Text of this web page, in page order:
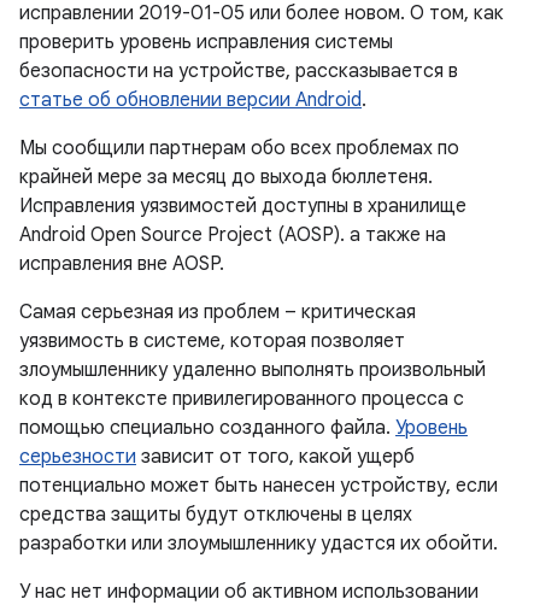
исправлении 2019-01-05 или более новом. О том, как
проверить уровень исправления системы
безопасности на устройстве, рассказывается в
статье об обновлении версии Android.
Мы сообщили партнерам обо всех проблемах по
крайней мере за месяц до выхода бюллетеня.
Исправления уязвимостей доступны в хранилище
Android Open Source Project (AOSP). а также на
исправления вне AOSP.
Самая серьезная из проблем – критическая
уязвимость в системе, которая позволяет
злоумышленнику удаленно выполнять произвольный
код в контексте привилегированного процесса с
помощью специально созданного файла. Уровень
серьезности зависит от того, какой ущерб
потенциально может быть нанесен устройству, если
средства защиты будут отключены в целях
разработки или злоумышленнику удастся их обойти.
У нас нет информации об активном использовании